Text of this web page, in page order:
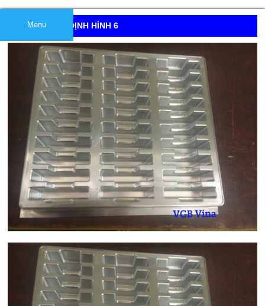
Menu
KHUÔN HÚT ĐỊNH HÌNH 6